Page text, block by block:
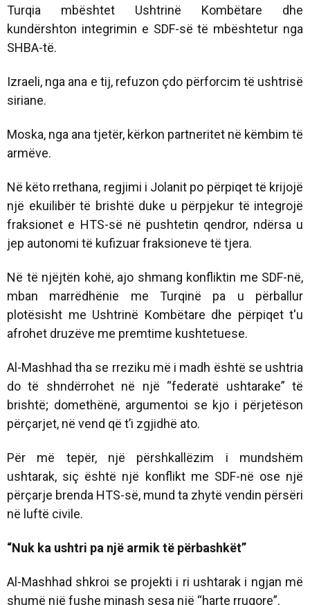
Turqia mbështet Ushtrinë Kombëtare dhe
kundërshton integrimin e SDF-së të mbështetur nga
SHBA-të.
Izraeli, nga ana e tij, refuzon çdo përforcim të ushtrisë
siriane.
Moska, nga ana tjetër, kërkon partneritet në këmbim të
armëve.
Në këto rrethana, regjimi i Jolanit po përpiqet të krijojë
një ekuilibër të brishtë duke u përpjekur të integrojë
fraksionet e HTS-së në pushtetin qendror, ndërsa u
jep autonomi të kufizuar fraksioneve të tjera.
Në të njëjtën kohë, ajo shmang konfliktin me SDF-në,
mban marrëdhënie me Turqinë pa u përballur
plotësisht me Ushtrinë Kombëtare dhe përpiqet t'u
afrohet druzëve me premtime kushtetuese.
Al-Mashhad tha se rreziku më i madh është se ushtria
do të shndërrohet në një “federatë ushtarake” të
brishtë; domethënë, argumentoi se kjo i përjetëson
përçarjet, në vend që t’i zgjidhë ato.
Për më tepër, një përshkallëzim i mundshëm
ushtarak, siç është një konflikt me SDF-në ose një
përçarje brenda HTS-së, mund ta zhytë vendin përsëri
në luftë civile.
“Nuk ka ushtri pa një armik të përbashkët”
Al-Mashhad shkroi se projekti i ri ushtarak i ngjan më
shumë një fushe minash sesa një “harte rrugore”.